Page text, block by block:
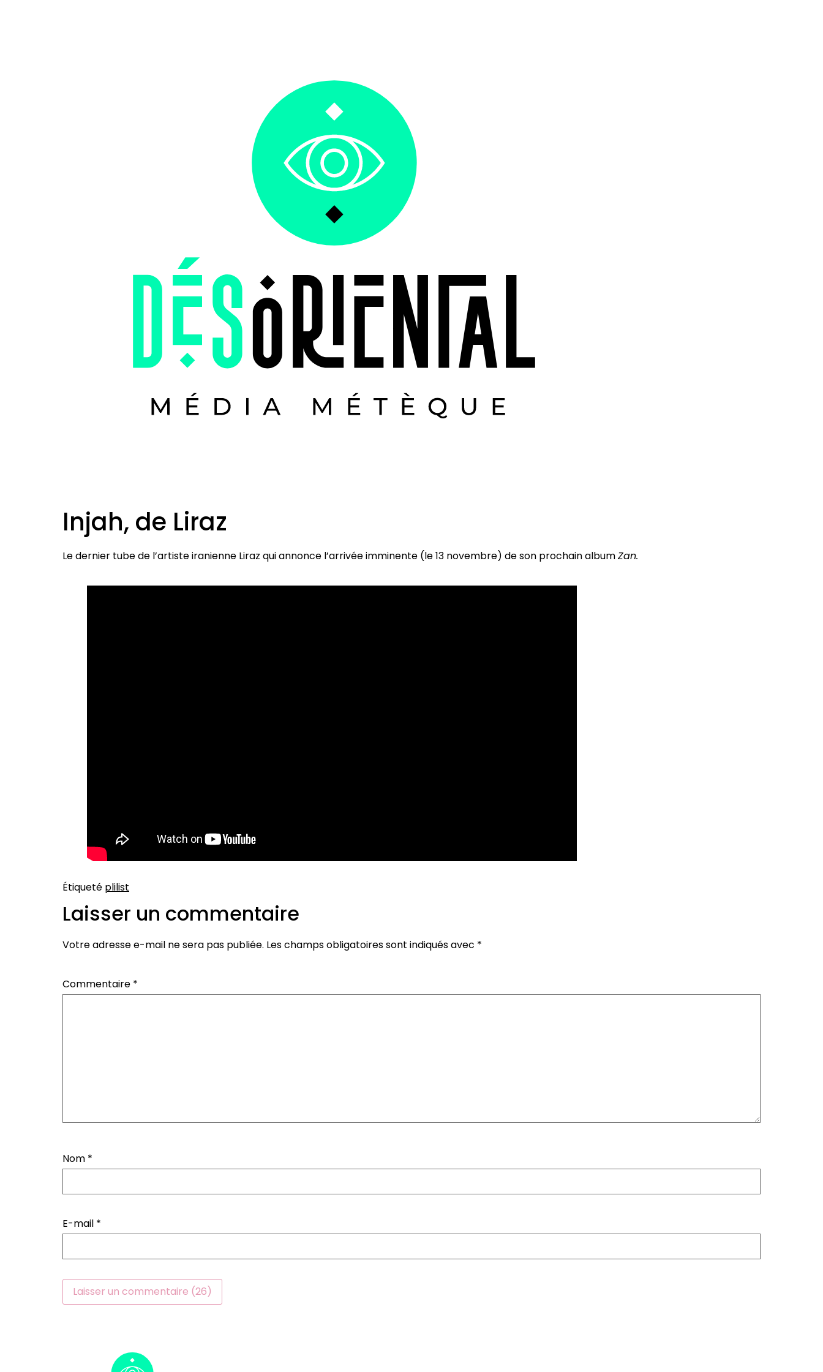
Injah, de Liraz
Le dernier tube de l’artiste iranienne Liraz qui annonce l’arrivée imminente (le 13 novembre) de son prochain albumZan.
Étiqueté plilist
Laisser un commentaire
Votre adresse e-mail ne sera pas publiée. Les champs obligatoires sont indiqués avec *
Commentaire *
Nom *
E-mail *